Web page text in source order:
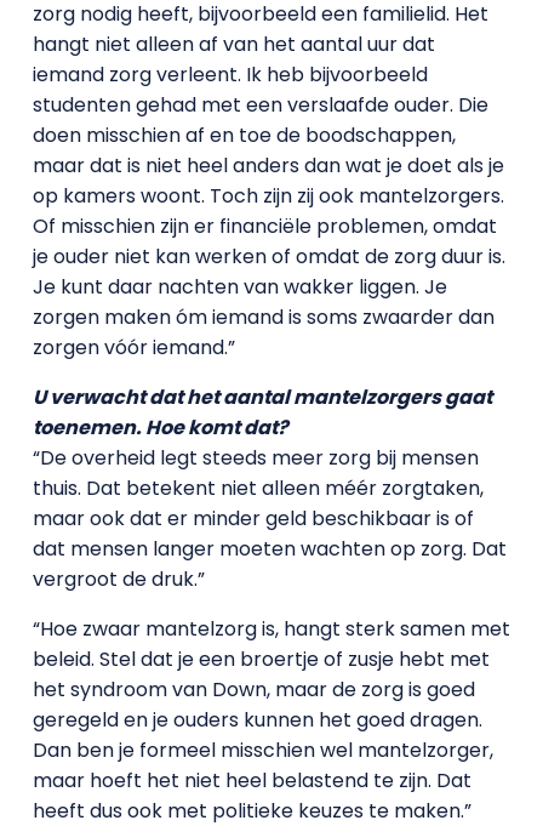
zorg nodig heeft, bijvoorbeeld een familielid. Het
hangt niet alleen af van het aantal uur dat
iemand zorg verleent. Ik heb bijvoorbeeld
studenten gehad met een verslaafde ouder. Die
doen misschien af en toe de boodschappen,
maar dat is niet heel anders dan wat je doet als je
op kamers woont. Toch zijn zij ook mantelzorgers.
Of misschien zijn er financiële problemen, omdat
je ouder niet kan werken of omdat de zorg duur is.
Je kunt daar nachten van wakker liggen. Je
zorgen maken óm iemand is soms zwaarder dan
zorgen vóór iemand.”
U verwacht dat het aantal mantelzorgers gaat
toenemen. Hoe komt dat?
“De overheid legt steeds meer zorg bij mensen
thuis. Dat betekent niet alleen méér zorgtaken,
maar ook dat er minder geld beschikbaar is of
dat mensen langer moeten wachten op zorg. Dat
vergroot de druk.”
“Hoe zwaar mantelzorg is, hangt sterk samen met
beleid. Stel dat je een broertje of zusje hebt met
het syndroom van Down, maar de zorg is goed
geregeld en je ouders kunnen het goed dragen.
Dan ben je formeel misschien wel mantelzorger,
maar hoeft het niet heel belastend te zijn. Dat
heeft dus ook met politieke keuzes te maken.”